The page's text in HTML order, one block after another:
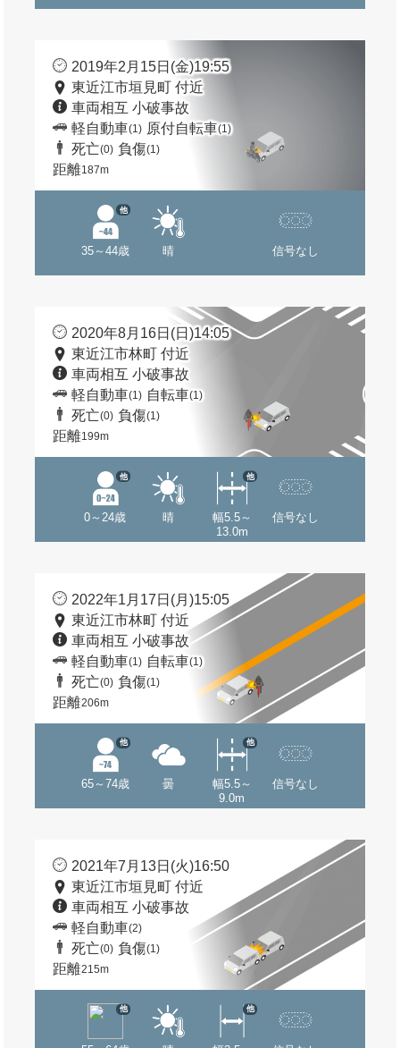
2019年2月15日(金)19:55
東近江市垣見町 付近
車両相互 小破事故
軽自動車(1) 原付自転車(1)
死亡(0) 負傷(1)
距離187m
35～44歳
他
晴 信号なし
2020年8月16日(日)14:05
東近江市林町 付近
車両相互 小破事故
軽自動車(1) 自転車(1)
死亡(0) 負傷(1)
距離199m
0～24歳
他
晴
幅5.5～
13.0m
他
信号なし
2022年1月17日(月)15:05
東近江市林町 付近
車両相互 小破事故
軽自動車(1) 自転車(1)
死亡(0) 負傷(1)
距離206m
65～74歳
他
曇
幅5.5～
9.0m
他
信号なし
2021年7月13日(火)16:50
東近江市垣見町 付近
車両相互 小破事故
軽自動車(2)
死亡(0) 負傷(1)
距離215m
他 他